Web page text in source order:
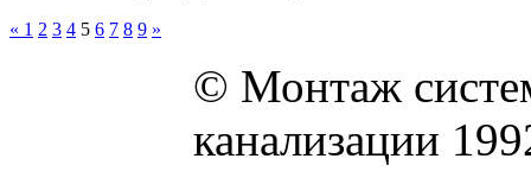
« 1 2 3 4 5 6 7 8 9 »
© Монтаж
канализации